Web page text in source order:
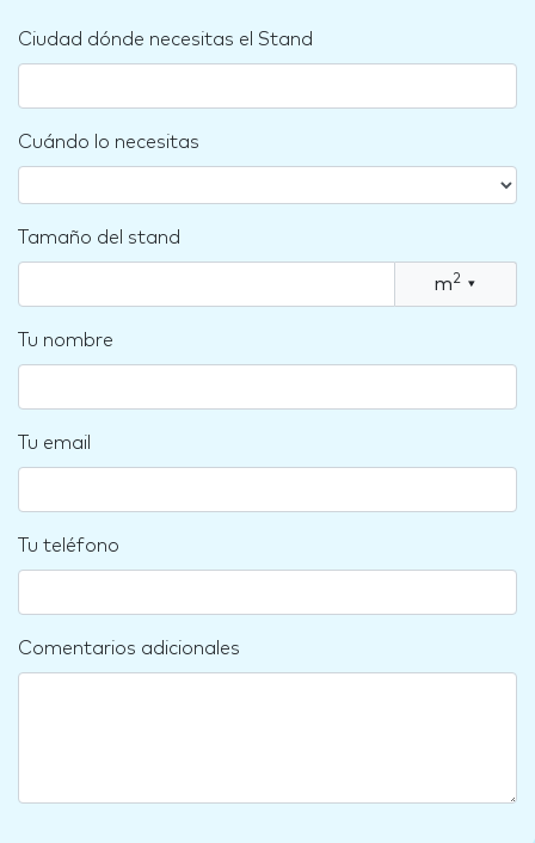
Ciudad dónde necesitas el Stand
Cuándo lo necesitas
Tamaño del stand
m2 ▾
Tu nombre
Tu email
Tu teléfono
Comentarios adicionales